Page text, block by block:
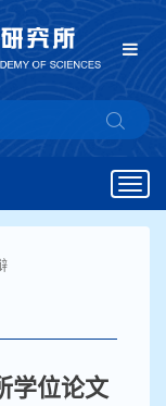
学位论文